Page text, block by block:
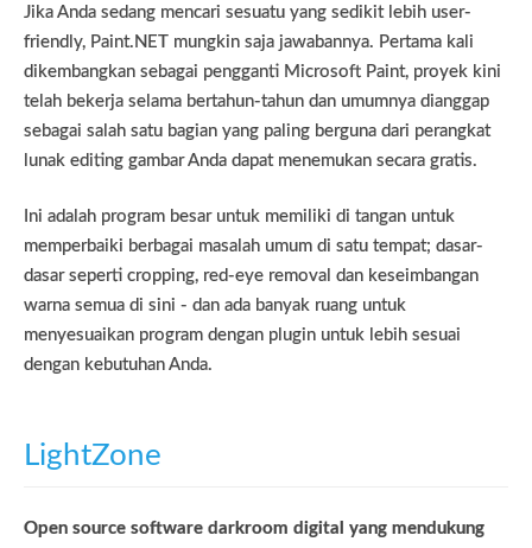
Jika Anda sedang mencari sesuatu yang sedikit lebih user-
friendly, Paint.NET mungkin saja jawabannya. Pertama kali
dikembangkan sebagai pengganti Microsoft Paint, proyek kini
telah bekerja selama bertahun-tahun dan umumnya dianggap
sebagai salah satu bagian yang paling berguna dari perangkat
lunak editing gambar Anda dapat menemukan secara gratis.
Ini adalah program besar untuk memiliki di tangan untuk
memperbaiki berbagai masalah umum di satu tempat; dasar-
dasar seperti cropping, red-eye removal dan keseimbangan
warna semua di sini - dan ada banyak ruang untuk
menyesuaikan program dengan plugin untuk lebih sesuai
dengan kebutuhan Anda.
LightZone
Open source software darkroom digital yang mendukung